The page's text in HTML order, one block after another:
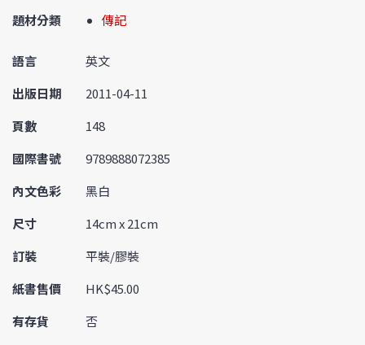
題材分類
傳記
語言
英文
出版日期
2011-04-11
頁數
148
國際書號
9789888072385
內文色彩
黑白
尺寸
14cm x 21cm
訂裝
平裝/膠裝
紙書售價
HK$45.00
有存貨
否